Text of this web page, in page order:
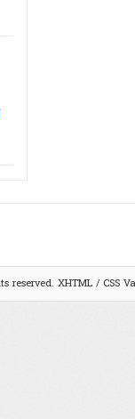
reserved. XHTML / CSS